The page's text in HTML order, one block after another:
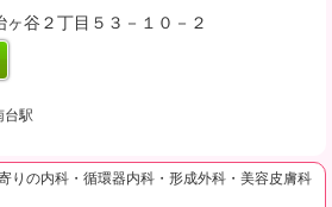
谷２丁目５３－１０－２
駅
りの内科・循環器内科・形成外科・美容皮膚科